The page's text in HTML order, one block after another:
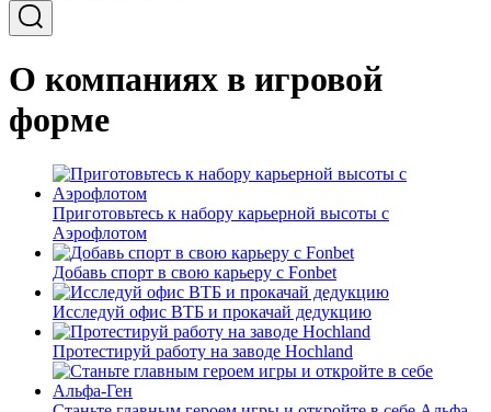
О компаниях в игровой
форме
Приготовьтесь к набору карьерной высоты с
Аэрофлотом
Добавь спорт в свою карьеру с Fonbet
Исследуй офис ВТБ и прокачай дедукцию
Протестируй работу на заводе Hochland